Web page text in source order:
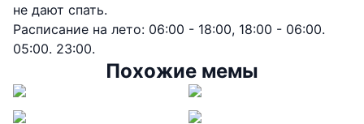
не дают спать.
Расписание на лето: 06:00 - 18:00, 18:00 - 06:00.
05:00. 23:00.
Похожие мемы